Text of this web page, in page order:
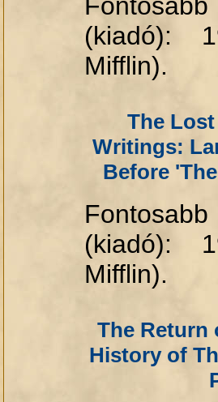
(kiadó):
Mifflin).
The
Writings:
Before
(kiadó):
Mifflin).
The Return
History of